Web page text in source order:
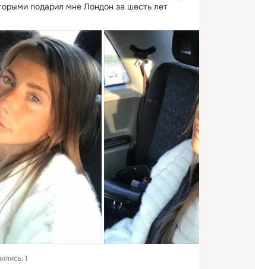
подарил мне Лондон за шесть лет
1